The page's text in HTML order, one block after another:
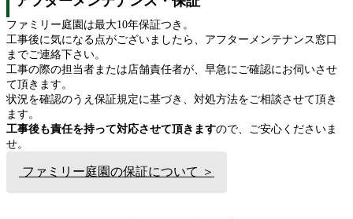
ファミリー庭園は最大10年保証つき。
工事後に気になる点がございましたら、アフターメンテナンス窓口
までご連絡下さい。
工事の際の担当者または店舗責任者が、早急にご確認にお伺いさせ
て頂きます。
状況を確認のうえ保証規定に基づき、対処方法をご相談させて頂き
ます。
工事後も責任を持って対応させて頂きますので、ご安心くださいま
せ。
ファミリー庭園の保証について ＞